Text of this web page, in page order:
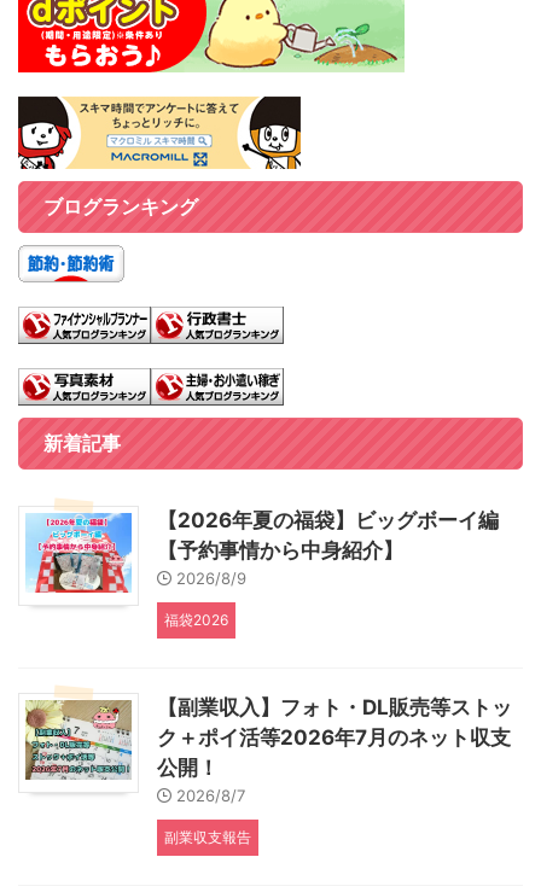
ブログランキング
新着記事
【2026年夏の福袋】ビッグボーイ編
【予約事情から中身紹介】
2026/8/9
福袋2026
【副業収入】フォト・DL販売等ストッ
ク＋ポイ活等2026年7月のネット収支
公開！
2026/8/7
副業収支報告